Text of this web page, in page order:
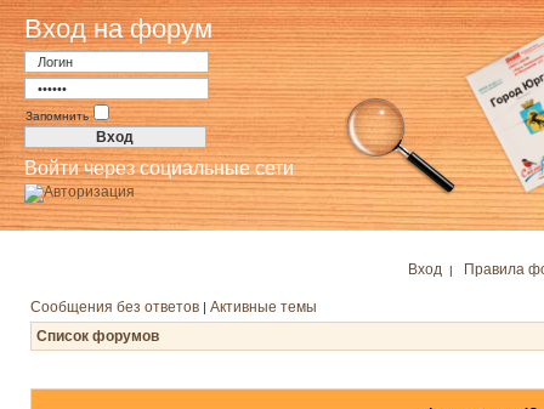
Вход на форум
Запомнить
Войти через социальные сети
Вход | Правила
Сообщения без ответов | Активные темы
Список форумов